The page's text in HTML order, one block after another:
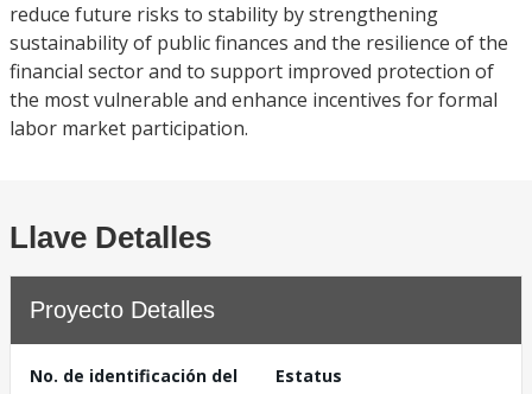
reduce future risks to stability by strengthening
sustainability of public finances and the resilience of the
financial sector and to support improved protection of
the most vulnerable and enhance incentives for formal
labor market participation.
Llave Detalles
Proyecto Detalles
No. de identificación del
Estatus